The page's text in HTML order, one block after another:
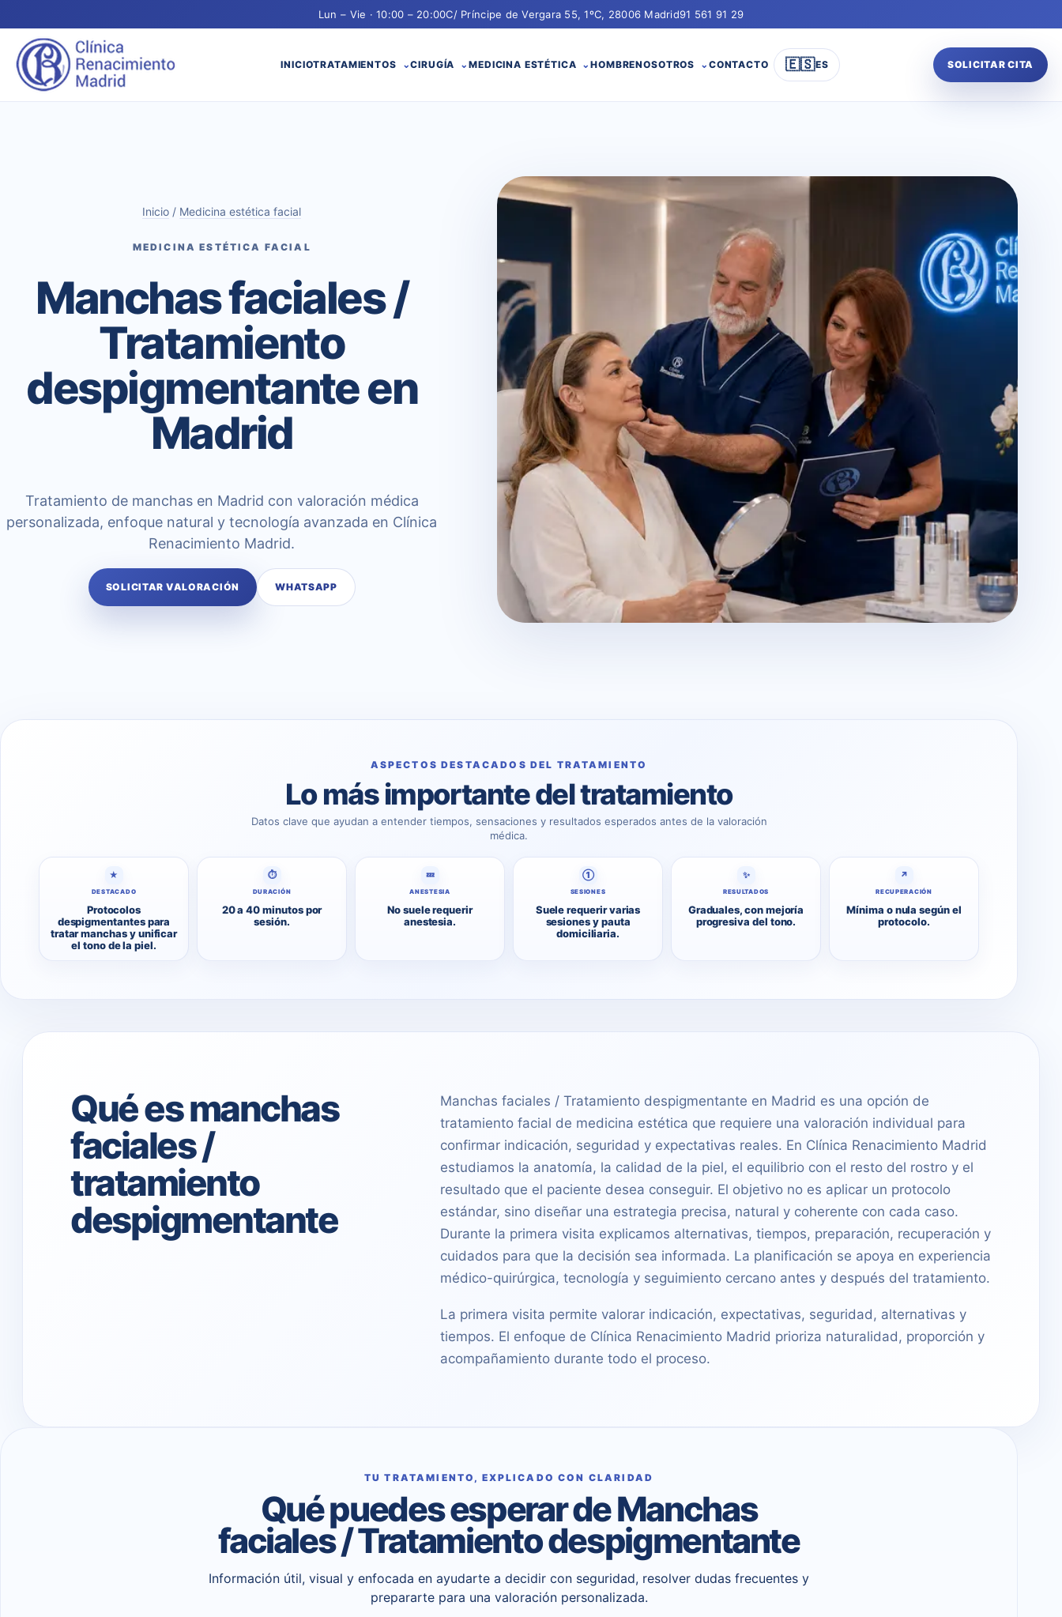
Lun – Vie · 10:00 – 20:00C/ Príncipe de Vergara 55, 1ºC, 28006 Madrid91 561 91 29
INICIOTRATAMIENTOS CIRUGÍA MEDICINA ESTÉTICA HOMBRENOSOTROS CONTACTO 🇪🇸ES SOLICITAR CITA
Inicio / Medicina estética facial
MEDICINA ESTÉTICA FACIAL
Manchas faciales /
Tratamiento
despigmentante en
Madrid
Tratamiento de manchas en Madrid con valoración médica
personalizada, enfoque natural y tecnología avanzada en Clínica
Renacimiento Madrid.
SOLICITAR VALORACIÓN WHATSAPP
ASPECTOS DESTACADOS DEL TRATAMIENTO
Lo más importante del tratamiento
Datos clave que ayudan a entender tiempos, sensaciones y resultados esperados antes de la valoración
médica.
★
DESTACADO
Protocolos
despigmentantes para
tratar manchas y unificar
el tono de la piel.
⏱
DURACIÓN
20 a 40 minutos por
sesión.
💤
ANESTESIA
No suele requerir
anestesia.
①
SESIONES
Suele requerir varias
sesiones y pauta
domiciliaria.
✨
RESULTADOS
Graduales, con mejoría
progresiva del tono.
↗
RECUPERACIÓN
Mínima o nula según el
protocolo.
Qué es manchas
faciales /
tratamiento
despigmentante
Manchas faciales / Tratamiento despigmentante en Madrid es una opción de
tratamiento facial de medicina estética que requiere una valoración individual para
confirmar indicación, seguridad y expectativas reales. En Clínica Renacimiento Madrid
estudiamos la anatomía, la calidad de la piel, el equilibrio con el resto del rostro y el
resultado que el paciente desea conseguir. El objetivo no es aplicar un protocolo
estándar, sino diseñar una estrategia precisa, natural y coherente con cada caso.
Durante la primera visita explicamos alternativas, tiempos, preparación, recuperación y
cuidados para que la decisión sea informada. La planificación se apoya en experiencia
médico-quirúrgica, tecnología y seguimiento cercano antes y después del tratamiento.
La primera visita permite valorar indicación, expectativas, seguridad, alternativas y
tiempos. El enfoque de Clínica Renacimiento Madrid prioriza naturalidad, proporción y
acompañamiento durante todo el proceso.
TU TRATAMIENTO, EXPLICADO CON CLARIDAD
Qué puedes esperar de Manchas
faciales / Tratamiento despigmentante
Información útil, visual y enfocada en ayudarte a decidir con seguridad, resolver dudas frecuentes y
prepararte para una valoración personalizada.